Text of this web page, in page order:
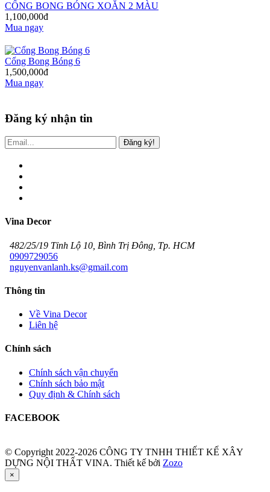
CỔNG BONG BÓNG XOẮN 2 MÀU
1,100,000đ
Mua ngay
Cổng Bong Bóng 6
1,500,000đ
Mua ngay
Đăng ký nhận tin
Đăng ký!
Vina Decor
482/25/19 Tỉnh Lộ 10, Bình Trị Đông, Tp. HCM
0909729056
nguyenvanlanh.ks@gmail.com
Thông tin
Về Vina Decor
Liên hệ
Chính sách
Chính sách vận chuyển
Chính sách bảo mật
Quy định & Chính sách
FACEBOOK
© Copyright 2022-2026 CÔNG TY TNHH THIẾT KẾ XÂY
DỰNG NỘI THẤT VINA. Thiết kế bởi Zozo
×